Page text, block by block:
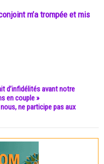
m’a trompée et mis
d’infidélités avant notre
en couple »
ne participe pas aux